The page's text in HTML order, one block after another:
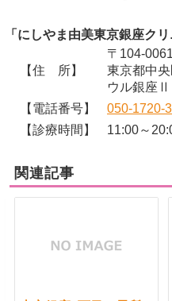
「にしやま由美東京銀座ク
【住 所】
〒104-0061
東京都中
ウル銀座Ⅱ
【電話番号】
050-1720-
【診療時間】
11:00～
関連記事